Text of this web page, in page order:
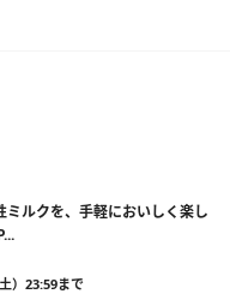
ミルクを、手軽においしく楽し
）23:59まで